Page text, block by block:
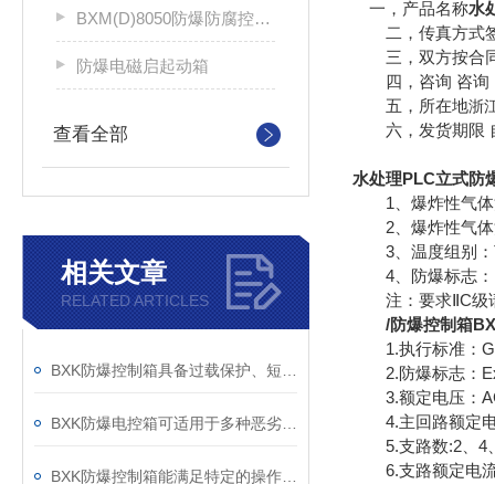
BXM(D)8050防爆防腐控制配电箱
防爆电磁启起动箱
查看全部
相关文章
RELATED ARTICLES
一，产品名称水
二，传真方式
三，双方按合同
四，咨询 咨询
五，所在地浙
六，发货期限
水处理PLC立式防
1、爆炸性气体
2、爆炸性气体
3、温度组别：
4、防爆标志：
注：要求ⅡC级
/防爆控制箱
1.执行标准：GB
2.防爆标志：
3.额定电压：
4.主回路额定电
5.支路数:2、4
6.支路额定电流